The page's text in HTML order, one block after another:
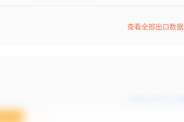
查看全部出口数据